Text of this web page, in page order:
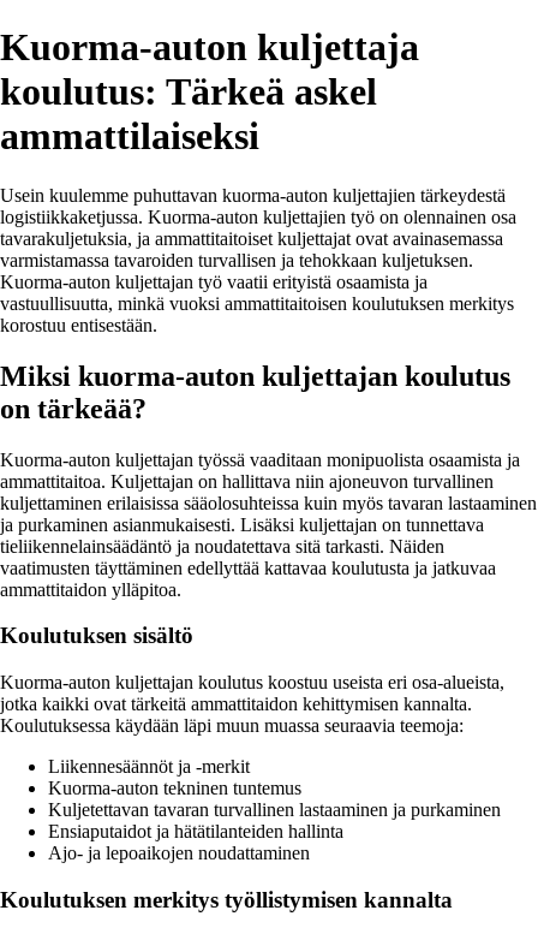
Kuorma-auton kuljettaja
koulutus: Tärkeä askel
ammattilaiseksi
Usein kuulemme puhuttavan kuorma-auton kuljettajien tärkeydestä
logistiikkaketjussa. Kuorma-auton kuljettajien työ on olennainen osa
tavarakuljetuksia, ja ammattitaitoiset kuljettajat ovat avainasemassa
varmistamassa tavaroiden turvallisen ja tehokkaan kuljetuksen.
Kuorma-auton kuljettajan työ vaatii erityistä osaamista ja
vastuullisuutta, minkä vuoksi ammattitaitoisen koulutuksen merkitys
korostuu entisestään.
Miksi kuorma-auton kuljettajan koulutus
on tärkeää?
Kuorma-auton kuljettajan työssä vaaditaan monipuolista osaamista ja
ammattitaitoa. Kuljettajan on hallittava niin ajoneuvon turvallinen
kuljettaminen erilaisissa sääolosuhteissa kuin myös tavaran lastaaminen
ja purkaminen asianmukaisesti. Lisäksi kuljettajan on tunnettava
tieliikennelainsäädäntö ja noudatettava sitä tarkasti. Näiden
vaatimusten täyttäminen edellyttää kattavaa koulutusta ja jatkuvaa
ammattitaidon ylläpitoa.
Koulutuksen sisältö
Kuorma-auton kuljettajan koulutus koostuu useista eri osa-alueista,
jotka kaikki ovat tärkeitä ammattitaidon kehittymisen kannalta.
Koulutuksessa käydään läpi muun muassa seuraavia teemoja:
Liikennesäännöt ja -merkit
Kuorma-auton tekninen tuntemus
Kuljetettavan tavaran turvallinen lastaaminen ja purkaminen
Ensiaputaidot ja hätätilanteiden hallinta
Ajo- ja lepoaikojen noudattaminen
Koulutuksen merkitys työllistymisen kannalta